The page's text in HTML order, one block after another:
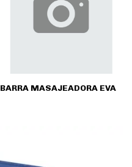
BARRA MASAJEADORA EVA